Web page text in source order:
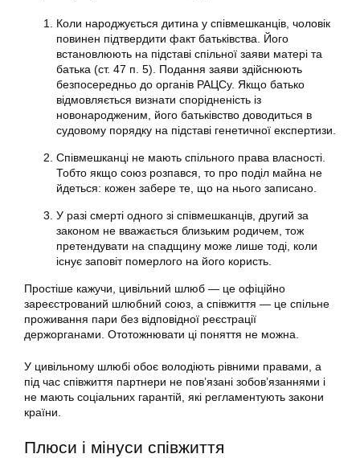
Коли народжується дитина у співмешканців, чоловік
повинен підтвердити факт батьківства. Його
встановлюють на підставі спільної заяви матері та
батька (ст. 47 п. 5). Подання заяви здійснюють
безпосередньо до органів РАЦСу. Якщо батько
відмовляється визнати спорідненість із
новонародженим, його батьківство доводиться в
судовому порядку на підставі генетичної експертизи.
Співмешканці не мають спільного права власності.
Тобто якщо союз розпався, то про поділ майна не
йдеться: кожен забере те, що на нього записано.
У разі смерті одного зі співмешканців, другий за
законом не вважається близьким родичем, тож
претендувати на спадщину може лише тоді, коли
існує заповіт померлого на його користь.
Простіше кажучи, цивільний шлюб — це офіційно
зареєстрований шлюбний союз, а співжиття — це спільне
проживання пари без відповідної реєстрації
держорганами. Ототожнювати ці поняття не можна.
У цивільному шлюбі обоє володіють рівними правами, а
під час співжиття партнери не пов’язані зобов’язаннями і
не мають соціальних гарантій, які регламентують закони
країни.
Плюси і мінуси співжиття